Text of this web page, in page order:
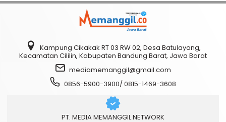
Kampung Cikakak RT 03 RW 02, Desa Batulayang,
Kecamatan Cililin, Kabupaten Bandung Barat, Jawa Barat
mediamemanggil@gmail.com
0856-5900-3900/ 0815-1469-3608
PT. MEDIA MEMANGGIL NETWORK